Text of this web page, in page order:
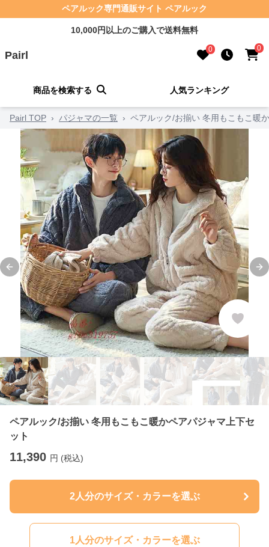
ペアルック専門通販サイト ペアルック
10,000円以上のご購入で送料無料
Pairl 0 0
商品を検索する 人気ランキング
Pairl TOP › パジャマの一覧 › ペアルック/お揃い 冬用もこもこ暖
Previous slide
ペアルック/お揃い 冬用もこもこ暖かペアパジャマ上下セ
ット
11,390 円 (税込)
2人分のサイズ・カラーを選ぶ
1人分のサイズ・カラーを選ぶ